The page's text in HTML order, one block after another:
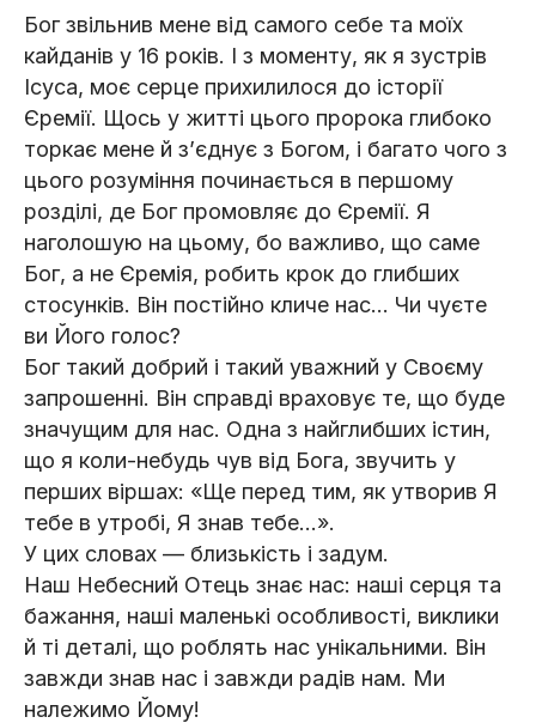
Бог звільнив мене від самого себе та моїх
кайданів у 16 років. І з моменту, як я зустрів
Ісуса, моє серце прихилилося до історії
Єремії. Щось у житті цього пророка глибоко
торкає мене й з’єднує з Богом, і багато чого з
цього розуміння починається в першому
розділі, де Бог промовляє до Єремії. Я
наголошую на цьому, бо важливо, що саме
Бог, а не Єремія, робить крок до глибших
стосунків. Він постійно кличе нас… Чи чуєте
ви Його голос?
Бог такий добрий і такий уважний у Своєму
запрошенні. Він справді враховує те, що буде
значущим для нас. Одна з найглибших істин,
що я коли-небудь чув від Бога, звучить у
перших віршах: «Ще перед тим, як утворив Я
тебе в утробі, Я знав тебе…».
У цих словах — близькість і задум.
Наш Небесний Отець знає нас: наші серця та
бажання, наші маленькі особливості, виклики
й ті деталі, що роблять нас унікальними. Він
завжди знав нас і завжди радів нам. Ми
належимо Йому!